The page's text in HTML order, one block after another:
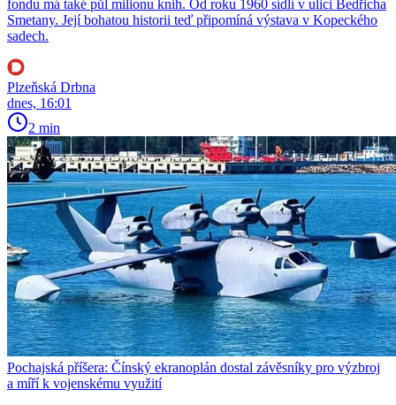
fondu má také půl milionu knih. Od roku 1960 sídlí v ulici Bedřicha
Smetany. Její bohatou historii teď připomíná výstava v Kopeckého
sadech.
Plzeňská Drbna
dnes, 16:01
2 min
Pochajská příšera: Čínský ekranoplán dostal závěsníky pro výzbroj
a míří k vojenskému využití